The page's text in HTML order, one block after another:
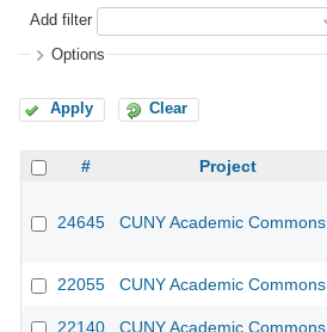
Add filter
Options
Apply Clear
# Project
24645 CUNY Academic Commons
22055 CUNY Academic Commons
22140 CUNY Academic Commons